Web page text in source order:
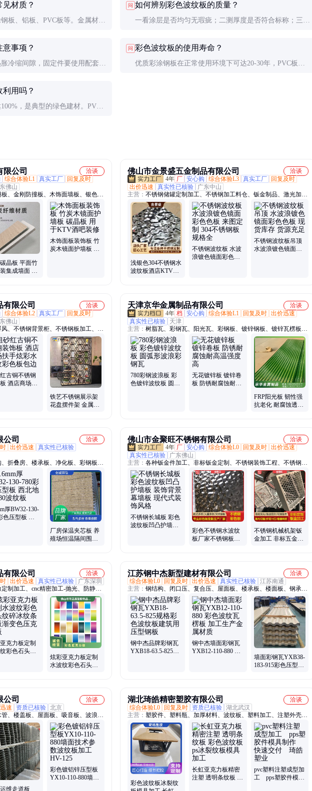
材质？
板、铝板、PVC板等。金属材质
问 如何辨别彩色波纹板的质量？
一看涂层是否均匀无瑕疵；二测厚度是否符合标称；三查
事项？
冷缩间隙，固定件要使用配套的
问 彩色波纹板的使用寿命？
优质彩涂钢板在正常使用环境下可达20-30年，PVC板约
用吗？
，是典型的绿色建材。PVC
限公司
洽谈
综合体验L1 真实工厂
回复及时
佛山
、金刚防撞板、木饰面墙板、银色镜
面板、马赛克碳晶板、全铝长城板、
晶板 平面竹
集成墙面 防
木饰面板装饰板 竹
炭木镜面护墙板 碳
佛山市金景盛五金制品有限公司
洽谈
4年 厂 安心购 综合体验L3 真实工厂
回复及时
出价迅速
真实性已核验
广东中山
主营： 不锈钢储罐定制加工、不锈钢加工料仓、钣金制品、激光加工
板、压花板/防滑板、不锈钢板材批发、不锈钢中厚板、不锈钢搅拌
罐、不锈钢加工卷圆焊接、不锈钢花箱、310S耐高温马弗炉胆、不锈
钢线性水沟、钢结构旋转楼梯、不锈钢T型条装饰、不锈钢沉淀池、
不锈钢制品加工、不锈钢冲孔网定制、三维激光切割管材、不锈钢栏
杆、不锈钢喷淋塔
浅银色304不锈钢水
波纹板酒店KTV餐
不锈钢波纹板 水波
浪镀色镜面彩色色
不锈钢波纹板吊顶
水波浪镀色镜面彩
有限公司
洽谈
综合体验L2 真实工厂
回复及时
佛山
、不锈钢背景柜、不锈钢板加工、钣
工、不锈钢储罐、不锈钢料仓、焊接
激光切割加工
古铜不锈钢
酒店商场扶
铁艺不锈钢展示架
花盘摆件架 金属置
天津京华金属制品有限公司
洽谈
4年 档 安心购 综合体验L1 回复及时 出价迅速
真实性已核验
天津
主营： 树脂瓦、彩钢瓦、阳光瓦、彩钢板、镀锌钢板、镀锌瓦楞板、
阻燃阳光板、钢收边阳光板、镀锌卷、采光瓦、波浪瓦、透明瓦、锌
铝镁、阳光房、雨棚搭建、镀锌铁皮卷、温室培育大棚、高强度捆扎
带、新宇绿色彩钢瓦、烤蓝铁皮打包带、热镀锌带钢、镀锌带钢、
q195带钢、frp透明采光瓦、FRP阳光瓦
780彩钢波浪板 彩
色镀锌波纹板 圆弧
无花镀锌板 镀锌卷
板 防锈耐腐蚀耐高
FRP阳光板 韧性强
抗老化 耐腐蚀透光
公司
洽谈
出价迅速
真实性已核验
折叠房、楼承板、净化板、彩钢板、
板、组合楼板、泡沫板、装配式楼承
罩、彩钢瓦、镀锌檩条、网架结构、
栓、镀锌天沟、网架料仓、金属屋
厚BW32-130-
色压型板 西
厂房保温夹芯板 养
殖场恒温隔间围护
佛山市金聚旺不锈钢有限公司
洽谈
4年 厂 安心购 综合体验L0 回复及时 出价迅速
真实性已核验
广东佛山
主营： 各种钣金件加工、非标钣金定制、不锈钢装饰工程、不锈钢彩
色板定制、不锈钢板材加工、不锈钢瓦楞板、激光刨槽折弯一体成
型、来图来样、不锈钢水槽、不锈钢立柱扶手栏杆、不锈钢水箱、不
锈钢装饰条、不锈钢门套、不锈钢井盖
不锈钢长城板 彩色
波纹板凹凸护墙板
彩色不锈钢水波纹
板厂家不锈钢板天
不锈钢机械机架钣
金加工 非标五金件
有限公司
洽谈
出价迅速 真实性已核验
广东深圳
制加工、cnc精密加工-抛光、防静电
色板、有机玻璃板、pc耐力板、气泡
-粘贴-热弯、uv打印-彩印加工、2x4
克力板定制
彩色石头纹
炫彩亚克力板定制
水波纹彩色石头纹
江苏钢中杰新型建材有限公司
洽谈
综合体验L0
回复及时 出价迅速 真实性已核验 江苏南通
主营： 钢结构、闭口压、复合压、屋面板、楼承板、楼面板、钢承
板、缩口板、横装板、闭口板、墙面板、镀锌板、彩钢板、双檩条、
缩口压、热镀锌、镀锌几、60-50-2.0、铝镁锰、面100腰、彩钢瓦、
隔间架、屋面瓦、彩钢压、厚闭口
钢中杰品牌彩钢瓦
YXB18-63.5-825规
钢中杰墙面彩钢瓦
YXB12-110-880 彩
墙面彩钢瓦YXB38-
183-915彩色压型钢
公司
洽谈
速 资质已核验 北京
、楼盖板、屋面板、吸音板、波浪
承重板、支撑板、楼承板、防火板、
板、彩钢板、锌钢板、钢板底膜、屋
锌楼承
维走道板
彩色镀铝锌压型板
YX10-110-880墙面
湖北琦皓精密塑胶有限公司
洽谈
综合体验L0
回复及时 资质已核验 湖北武汉
主营： 塑胶件、塑料瓶、加厚材料、波纹板、塑料加工、注塑外壳、
塑料模具、塑胶模具、注塑制品、塑胶产品、吹塑制品、塑胶外壳配
件
彩色波纹板冰裂纹
长虹亚克力板精密
注塑 透明条纹板 彩
pvc塑料注塑成型加
工 pps塑胶件模具